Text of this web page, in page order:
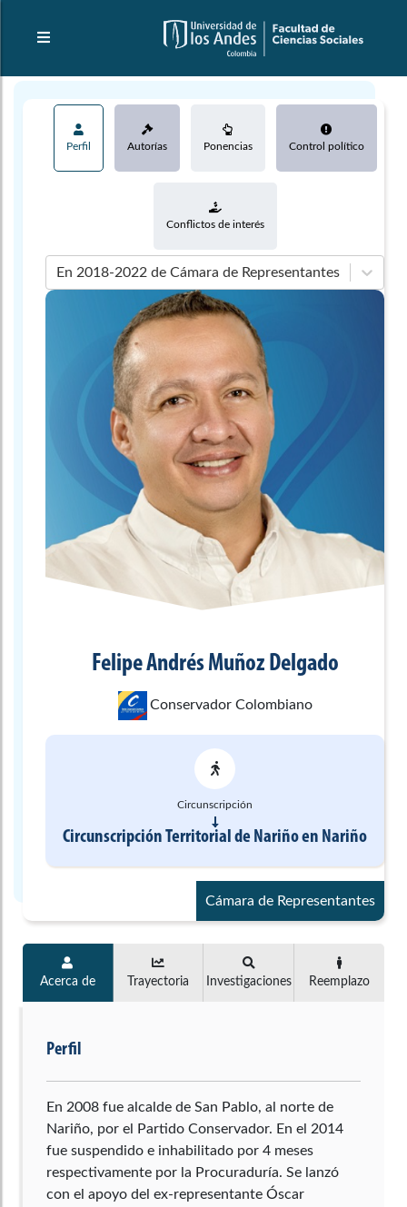
Perfil Autorías Ponencias Control político
Conflictos de interés
En 2018-2022 de Cámara de Representantes
Felipe Andrés Muñoz Delgado
Conservador Colombiano
Circunscripción
Circunscripción Territorial de Nariñoen Nariño
Cámara de Representantes
Acerca de Trayectoria Investigaciones Reemplazo
Perfil
En 2008 fue alcalde de San Pablo, al norte de
Nariño, por el Partido Conservador. En el 2014
fue suspendido e inhabilitado por 4 meses
respectivamente por la Procuraduría. Se lanzó
con el apoyo del ex-representante Óscar